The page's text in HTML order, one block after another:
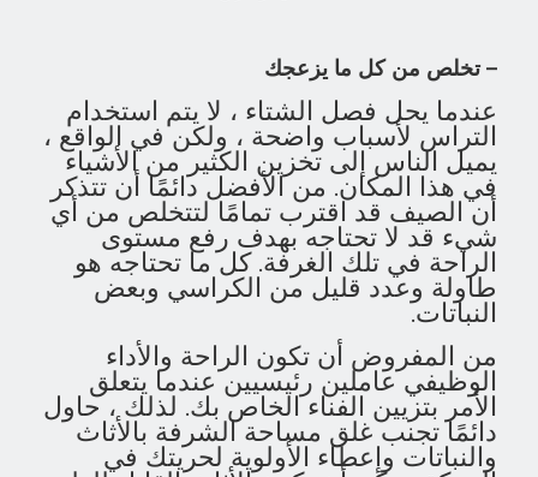
– تخلص من كل ما يزعجك
عندما يحل فصل الشتاء ، لا يتم استخدام
التراس لأسباب واضحة ، ولكن في الواقع ،
يميل الناس إلى تخزين الكثير من الأشياء
في هذا المكان. من الأفضل دائمًا أن تتذكر
أن الصيف قد اقترب تمامًا لتتخلص من أي
شيء قد لا تحتاجه بهدف رفع مستوى
الراحة في تلك الغرفة. كل ما تحتاجه هو
طاولة وعدد قليل من الكراسي وبعض
النباتات.
من المفروض أن تكون الراحة والأداء
الوظيفي عاملين رئيسيين عندما يتعلق
الأمر بتزيين الفناء الخاص بك. لذلك ، حاول
دائمًا تجنب غلق مساحة الشرفة بالأثاث
والنباتات وإعطاء الأولوية لحريتك في